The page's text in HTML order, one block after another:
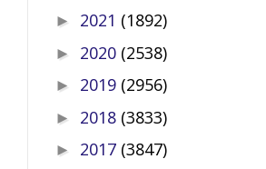
► 2021 (1892)
► 2020 (2538)
► 2019 (2956)
► 2018 (3833)
► 2017 (3847)